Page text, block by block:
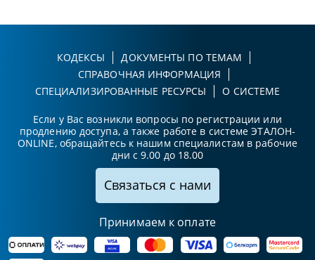
КОДЕКСЫ
ДОКУМЕНТЫ ПО ТЕМАМ
СПРАВОЧНАЯ ИНФОРМАЦИЯ
СПЕЦИАЛИЗИРОВАННЫЕ РЕСУРСЫ
О СИСТЕМЕ
Если у Вас возникли вопросы по регистрации или
продлению доступа, а также работе в системе ЭТАЛОН-
ONLINE, обращайтесь к нашим специалистам в рабочие
дни с 9.00 до 18.00
Связаться с нами
Принимаем к оплате